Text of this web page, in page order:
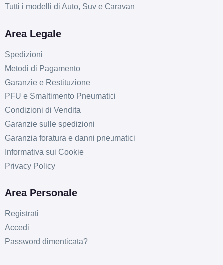
Tutti i modelli di Auto, Suv e Caravan
Area Legale
Spedizioni
Metodi di Pagamento
Garanzie e Restituzione
PFU e Smaltimento Pneumatici
Condizioni di Vendita
Garanzie sulle spedizioni
Garanzia foratura e danni pneumatici
Informativa sui Cookie
Privacy Policy
Area Personale
Registrati
Accedi
Password dimenticata?